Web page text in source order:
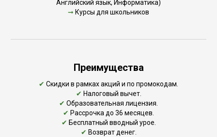
Английский язык, Информатика)
➞ Курсы для школьников
Преимущества
✔ Скидки в рамках акций и по промокодам.
✔ Налоговый вычет.
✔ Образовательная лицензия.
✔ Рассрочка до 36 месяцев.
✔ Бесплатный вводный урое.
✔ Возврат денег.